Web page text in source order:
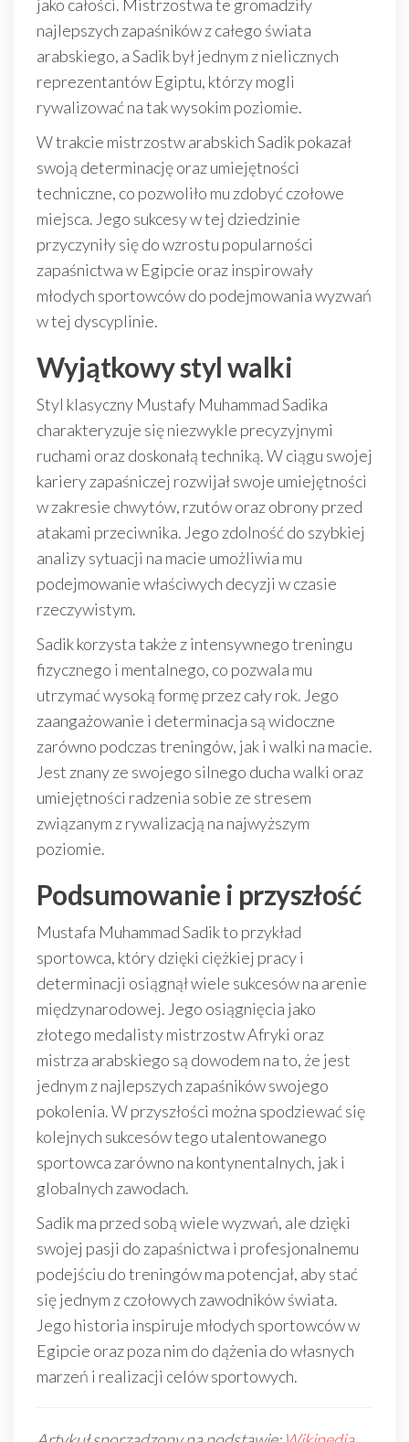
jako całości. Mistrzostwa te gromadziły
najlepszych zapaśników z całego świata
arabskiego, a Sadik był jednym z nielicznych
reprezentantów Egiptu, którzy mogli
rywalizować na tak wysokim poziomie.
W trakcie mistrzostw arabskich Sadik pokazał
swoją determinację oraz umiejętności
techniczne, co pozwoliło mu zdobyć czołowe
miejsca. Jego sukcesy w tej dziedzinie
przyczyniły się do wzrostu popularności
zapaśnictwa w Egipcie oraz inspirowały
młodych sportowców do podejmowania wyzwań
w tej dyscyplinie.
Wyjątkowy styl walki
Styl klasyczny Mustafy Muhammad Sadika
charakteryzuje się niezwykle precyzyjnymi
ruchami oraz doskonałą techniką. W ciągu swojej
kariery zapaśniczej rozwijał swoje umiejętności
w zakresie chwytów, rzutów oraz obrony przed
atakami przeciwnika. Jego zdolność do szybkiej
analizy sytuacji na macie umożliwia mu
podejmowanie właściwych decyzji w czasie
rzeczywistym.
Sadik korzysta także z intensywnego treningu
fizycznego i mentalnego, co pozwala mu
utrzymać wysoką formę przez cały rok. Jego
zaangażowanie i determinacja są widoczne
zarówno podczas treningów, jak i walki na macie.
Jest znany ze swojego silnego ducha walki oraz
umiejętności radzenia sobie ze stresem
związanym z rywalizacją na najwyższym
poziomie.
Podsumowanie i przyszłość
Mustafa Muhammad Sadik to przykład
sportowca, który dzięki ciężkiej pracy i
determinacji osiągnął wiele sukcesów na arenie
międzynarodowej. Jego osiągnięcia jako
złotego medalisty mistrzostw Afryki oraz
mistrza arabskiego są dowodem na to, że jest
jednym z najlepszych zapaśników swojego
pokolenia. W przyszłości można spodziewać się
kolejnych sukcesów tego utalentowanego
sportowca zarówno na kontynentalnych, jak i
globalnych zawodach.
Sadik ma przed sobą wiele wyzwań, ale dzięki
swojej pasji do zapaśnictwa i profesjonalnemu
podejściu do treningów ma potencjał, aby stać
się jednym z czołowych zawodników świata.
Jego historia inspiruje młodych sportowców w
Egipcie oraz poza nim do dążenia do własnych
marzeń i realizacji celów sportowych.